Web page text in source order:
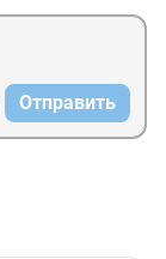
Отправить